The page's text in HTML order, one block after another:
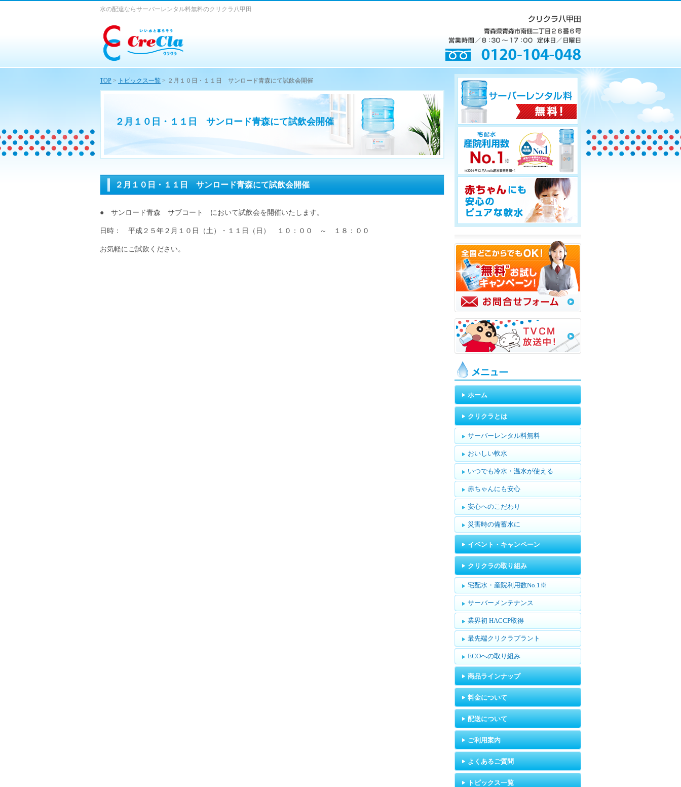
２月１０日・１１日 サンロード青森にて試飲会開催
水の配達ならサーバーレンタル料無料のクリクラ八甲田
２月１０日・１１日 サンロード青森にて試飲会開催
● サンロード青森 サブコート において試飲会を開催いたします。
日時： 平成２５年２月１０日（土）・１１日（日） １０：００ ～ １８：００
お気軽にご試飲ください。
TOP > トピックス一覧 > ２月１０日・１１日 サンロード青森にて試飲会開催
メニュー
ホーム
クリクラとは
サーバーレンタル料無料
おいしい軟水
いつでも冷水・温水が使える
赤ちゃんにも安心
安心へのこだわり
災害時の備蓄水に
イベント・キャンペーン
クリクラの取り組み
宅配水・産院利用数No.1※
サーバーメンテナンス
業界初 HACCP取得
最先端クリクラプラント
ECOへの取り組み
商品ラインナップ
料金について
配送について
ご利用案内
よくあるご質問
トピックス一覧